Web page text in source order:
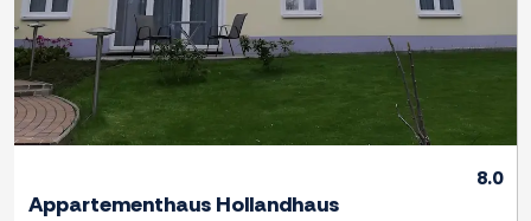
8.0
Appartementhaus Hollandhaus